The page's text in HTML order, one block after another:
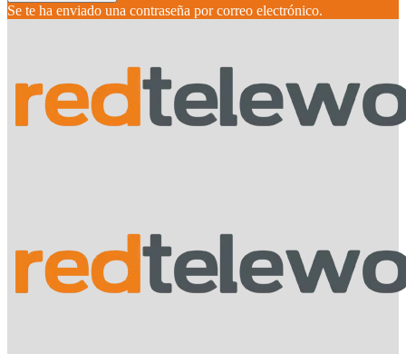
Se te ha enviado una contraseña por correo electrónico.